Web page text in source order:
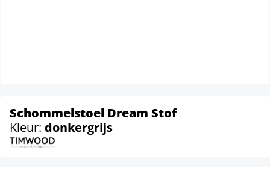
Schommelstoel Dream Stof
Kleur: donkergrijs